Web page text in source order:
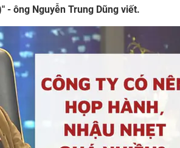
- ông Nguyễn Trung Dũng viết.